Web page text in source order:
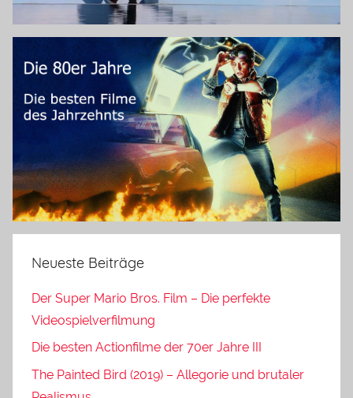
Neueste Beiträge
Der Super Mario Bros. Film – Die perfekte
Videospielverfilmung
Die besten Actionfilme der 70er Jahre III
The Painted Bird (2019) – Allegorie und brutaler